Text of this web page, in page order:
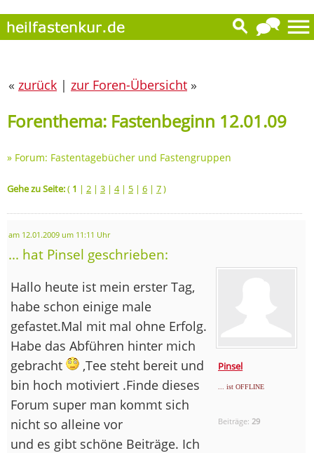
« zurück | zur Foren-Übersicht »
Forenthema: Fastenbeginn 12.01.09
» Forum: Fastentagebücher und Fastengruppen
Gehe zu Seite:( 1 | 2 | 3 | 4| 5 | 6 | 7)
am 12.01.2009 um 11:11 Uhr
... hat Pinsel geschrieben:
Pinsel
... ist OFFLINE
Beiträge: 29
Hallo heute ist mein erster Tag,
habe schon einige male
gefastet.Mal mit mal ohne Erfolg.
Habe das Abführen hinter mich
gebracht
,Tee steht bereit und
bin hoch motiviert .Finde dieses
Forum super man kommt sich
nicht so alleine vor
und es gibt schöne Beiträge. Ich